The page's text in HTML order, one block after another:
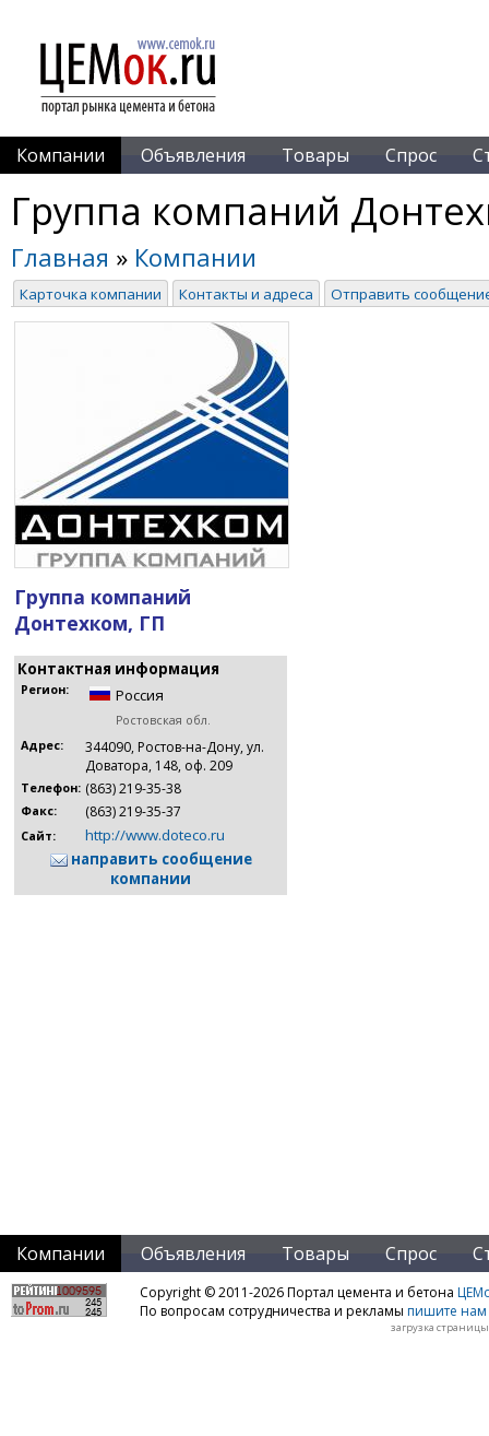
Компании Объявления Товары Спрос
Группа компаний
Главная » Компании
Карточка компании Контакты и адреса Отправить
Группа компаний
Донтехком, ГП
Контактная информация
Регион: Россия
Ростовская обл.
Адрес:
344090, Ростов-на-Дону, ул.
Доватора, 148, оф. 209
Телефон: (863) 219-35-38
Факс: (863) 219-35-37
Сайт:
http://www.doteco.ru
направить сообщение
компании
Компании Объявления Товары Спрос
Copyright © 2011-2026 Портал цемента и бетона
По вопросам сотрудничества и рекламы пишите нам
загрузка